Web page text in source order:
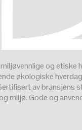
og etiske
økologiske
av bransjens
miljø. Gode og